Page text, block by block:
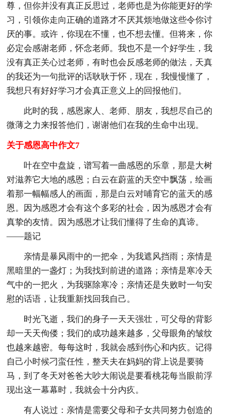
尊，但你并没有真正反思过，老师也是为你能更好的学
习，引领你走向正确的道路才不厌其烦地做这些令你讨
厌的事。或许，你现在不懂，也不想去懂。但将来，你
必定会感谢老师，怀念老师。我也不是一个好学生，我
没有真正关心过老师，有时也会反感老师的做法，天真
的我还为一句批评的话耿耿于怀，现在，我慢慢懂了，
我想只有好好学习才会真正意义上的回报他们。
此时的我，感恩家人、老师、朋友，我想尽自己的
微薄之力来报答他们，谢谢他们在我的生命中出现。
关于感恩高中作文7
叶在空中盘旋，谱写着一曲感恩的乐章，那是大树
对滋养它大地的感恩；白云在蔚蓝的天空中飘荡，绘画
着那一幅幅感人的画面，那是白云对哺育它的蓝天的感
恩。因为感恩才会有这个多彩的社会，因为感恩才会有
真挚的友情。因为感恩才让我们懂得了生命的真谛。
——题记
亲情是暴风雨中的一把伞，为我遮风挡雨；亲情是
黑暗里的一盏灯；为我找到前进的道路；亲情是寒冷天
气中的一把火，为我驱除寒冷；亲情还是失败时一句安
慰的话语，让我重新找回我自己。
时光飞逝，我们的身子一天天强壮，可父母的背影
却一天天佝偻；我们的成功越来越多，父母眼角的皱纹
也越来越密。每每这时，我就会感到伤心和内疚。记得
自己小时候刁蛮任性，整天夫在妈妈的背上说是要骑
马，到了冬天对爸爸大吵大闹说是要看桃花每当眼前浮
现出这一幕幕时，我就会十分内疚。
有人说过：亲情是需要父母和子女共同努力创造的